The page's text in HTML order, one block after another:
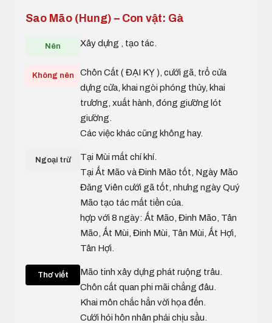
Sao Mão (Hung) – Con vật: Gà
Nên Xây dựng , tạo tác.
Không nên
Chôn Cất ( ĐẠI KỴ ), cưới gã, trổ cửa
dựng cửa, khai ngòi phóng thủy, khai
trương, xuất hành, đóng giường lót
giường.
Các việc khác cũng không hay.
Ngoại trừ
Tại Mùi mất chí khí.
Tại Ất Mão và Đinh Mão tốt, Ngày Mão
Đăng Viên cưới gã tốt, nhưng ngày Quý
Mão tạo tác mất tiền của.
hợp với 8 ngày: Ất Mão, Đinh Mão, Tân
Mão, Ất Mùi, Đinh Mùi, Tân Mùi, Ất Hợi,
Tân Hợi.
Thơ viết
Mão tinh xây dựng phát ruộng trâu.
Chôn cất quan phi mãi chẳng đâu.
Khai môn chắc hẳn vời họa đến.
Cưới hỏi hôn nhân phải chịu sầu.